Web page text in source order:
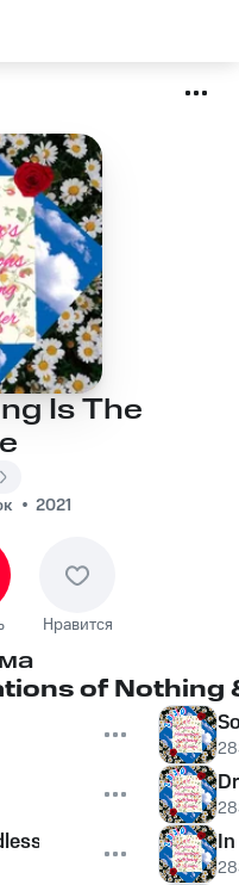
Is The
2021
Нравится
of Nothing
Sky